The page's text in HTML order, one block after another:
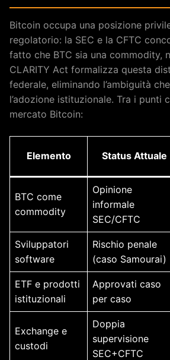
Bitcoin occupa una posizione
regolatorio: la SEC e la CFTC
fatto che BTC sia una commodity,
CLARITY Act formalizza questa
federale, eliminando l’ambiguità
l’adozione istituzionale. Tra i punti
mercato Bitcoin:
Elemento Status Attuale
BTC come
commodity
Opinione
informale
SEC/CFTC
Sviluppatori
software
Rischio penale
(caso Samourai)
ETF e prodotti
istituzionali
Approvati caso
per caso
Exchange e
custodi
Doppia
supervisione
SEC+CFTC